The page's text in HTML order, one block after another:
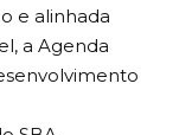
e alinhada
a Agenda